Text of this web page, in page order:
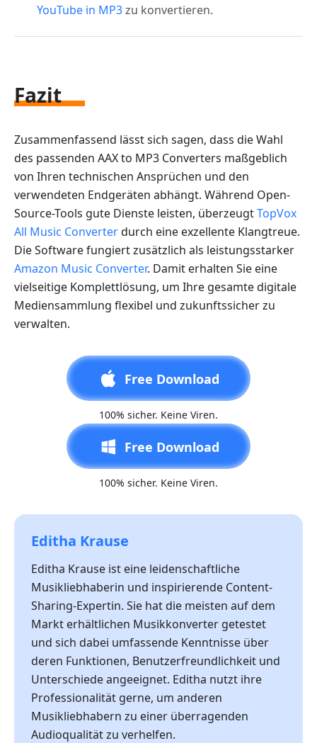
YouTube in MP3zu konvertieren.
Fazit
Zusammenfassend lässt sich sagen, dass die Wahl
des passenden AAX to MP3 Converters maßgeblich
von Ihren technischen Ansprüchen und den
verwendeten Endgeräten abhängt. Während Open-
Source-Tools gute Dienste leisten, überzeugtTopVox
All Music Converterdurch eine exzellente Klangtreue.
Die Software fungiert zusätzlich als leistungsstarker
Amazon Music Converter. Damit erhalten Sie eine
vielseitige Komplettlösung, um Ihre gesamte digitale
Mediensammlung flexibel und zukunftssicher zu
verwalten.
Free Download
100% sicher. Keine Viren.
Free Download
100% sicher. Keine Viren.
Editha Krause
Editha Krause ist eine leidenschaftliche
Musikliebhaberin und inspirierende Content-
Sharing-Expertin. Sie hat die meisten auf dem
Markt erhältlichen Musikkonverter getestet
und sich dabei umfassende Kenntnisse über
deren Funktionen, Benutzerfreundlichkeit und
Unterschiede angeeignet. Editha nutzt ihre
Professionalität gerne, um anderen
Musikliebhabern zu einer überragenden
Audioqualität zu verhelfen.